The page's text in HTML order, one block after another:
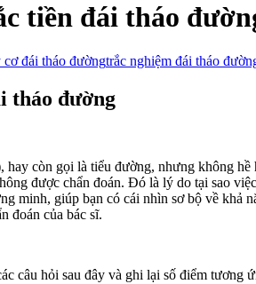
tiền đái tháo
cơ đái tháo đườngtrắc nghiệm đái tháo
tháo đường
còn gọi là tiểu đường, nhưng không
được chẩn đoán. Đó là lý do tại sao
minh, giúp bạn có cái nhìn sơ bộ về
đoán của bác sĩ.
câu hỏi sau đây và ghi lại số điểm tương